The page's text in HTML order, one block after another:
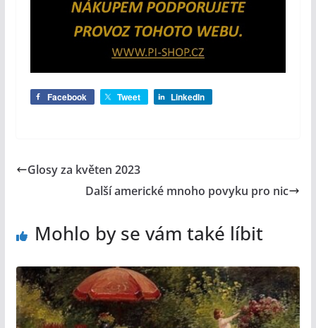
Facebook Tweet LinkedIn
Glosy za květen 2023
Další americké mnoho povyku pro nic
Mohlo by se vám také líbit